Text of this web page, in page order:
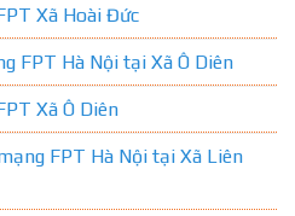
Xã Hoài Đức
FPT Hà Nội tại Xã Ô Diên
Xã Ô Diên
FPT Hà Nội tại Xã Liên